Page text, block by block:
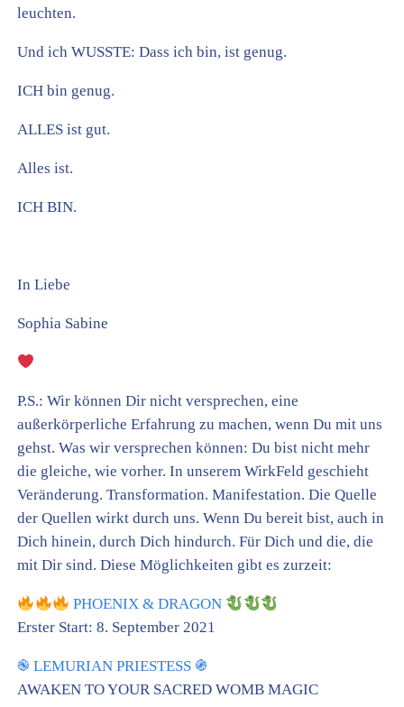
leuchten.
Und ich WUSSTE: Dass ich bin, ist genug.
ICH bin genug.
ALLES ist gut.
Alles ist.
ICH BIN.
In Liebe
Sophia Sabine
P.S.: Wir können Dir nicht versprechen, eine
außerkörperliche Erfahrung zu machen, wenn Du mit uns
gehst. Was wir versprechen können: Du bist nicht mehr
die gleiche, wie vorher. In unserem WirkFeld geschieht
Veränderung. Transformation. Manifestation. Die Quelle
der Quellen wirkt durch uns. Wenn Du bereit bist, auch in
Dich hinein, durch Dich hindurch. Für Dich und die, die
mit Dir sind. Diese Möglichkeiten gibt es zurzeit:
PHOENIX & DRAGON
Erster Start: 8. September 2021
֎ LEMURIAN PRIESTESS ֍
AWAKEN TO YOUR SACRED WOMB MAGIC